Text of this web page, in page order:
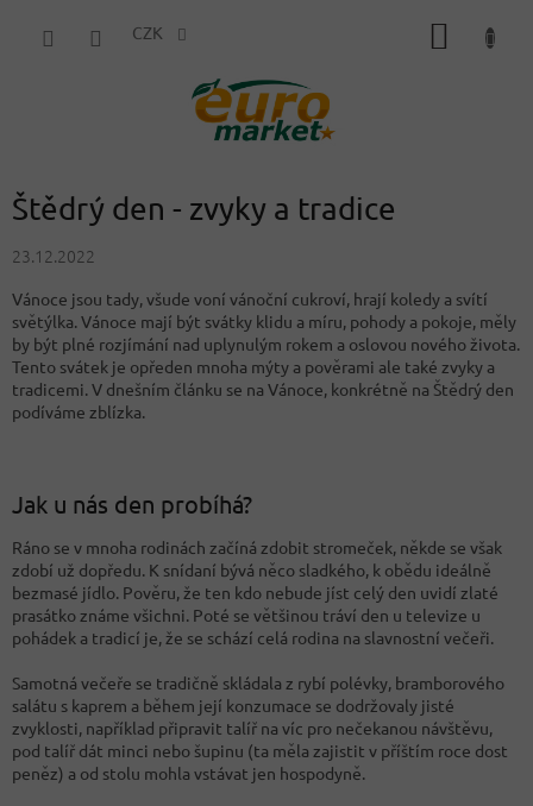
CZK
Štědrý den - zvyky a tradice
23.12.2022
Vánoce jsou tady, všude voní vánoční cukroví, hrají koledy a svítí
světýlka. Vánoce mají být svátky klidu a míru, pohody a pokoje, měly
by být plné rozjímání nad uplynulým rokem a oslovou nového života.
Tento svátek je opředen mnoha mýty a pověrami ale také zvyky a
tradicemi. V dnešním článku se na Vánoce, konkrétně na Štědrý den
podíváme zblízka.
Jak u nás den probíhá?
Ráno se v mnoha rodinách začíná zdobit stromeček, někde se však
zdobí už dopředu. K snídaní bývá něco sladkého, k obědu ideálně
bezmasé jídlo. Pověru, že ten kdo nebude jíst celý den uvidí zlaté
prasátko známe všichni. Poté se většinou tráví den u televize u
pohádek a tradicí je, že se schází celá rodina na slavnostní večeři.
Samotná večeře se tradičně skládala z rybí polévky, bramborového
salátu s kaprem a během její konzumace se dodržovaly jisté
zvyklosti, například připravit talíř na víc pro nečekanou návštěvu,
pod talíř dát minci nebo šupinu (ta měla zajistit v příštím roce dost
peněz) a od stolu mohla vstávat jen hospodyně.